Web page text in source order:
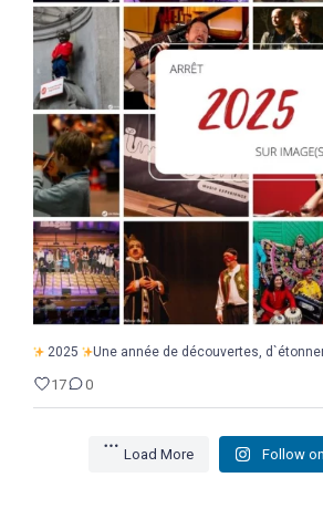
2025 Une année de découvertes,
2025 Une année de découvertes,
17 0
Load More Follow